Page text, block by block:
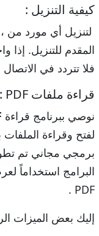
كيفية التنزيل :
لتنزيل أي مورد من
المقدم للتنزيل.
فلا تتردد في
قراءة ملفات PDF :
نوصي ببرنامج قراءة
البرامج استخداماً
PDF .
إليك بعض الميزات